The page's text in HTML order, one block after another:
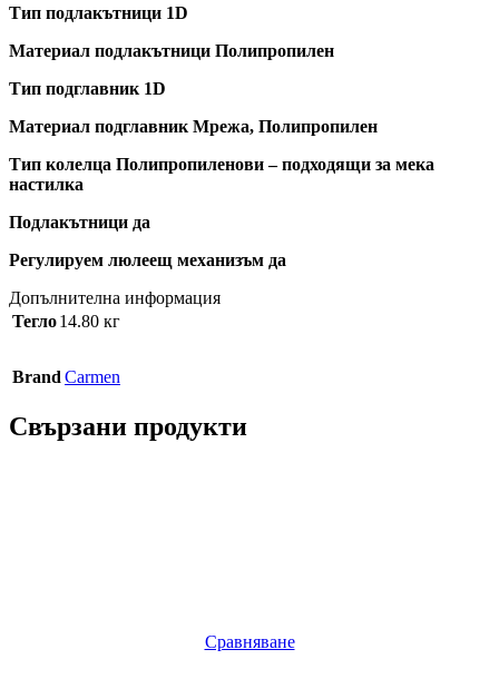
Тип подлакътници 1D
Материал подлакътници Полипропилен
Тип подглавник 1D
Материал подглавник Мрежа, Полипропилен
Тип колелца Полипропиленови – подходящи за мека
настилка
Подлакътници да
Регулируем люлеещ механизъм да
Допълнителна информация
Тегло14.80 кг
Brand Carmen
Свързани продукти
Сравняване